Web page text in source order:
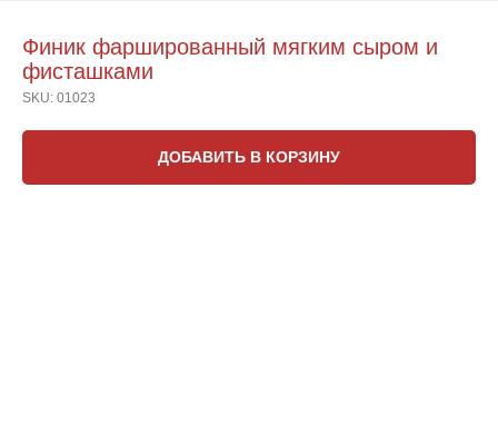
Финик фаршированный мягким сыром и
фисташками
SKU: 01023
ДОБАВИТЬ В КОРЗИНУ